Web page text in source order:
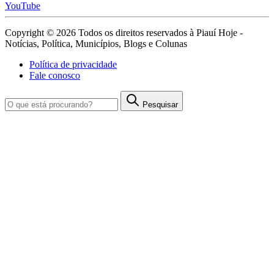
YouTube
Copyright © 2026 Todos os direitos reservados à Piauí Hoje -
Notícias, Política, Municípios, Blogs e Colunas
Política de privacidade
Fale conosco
Pesquisar